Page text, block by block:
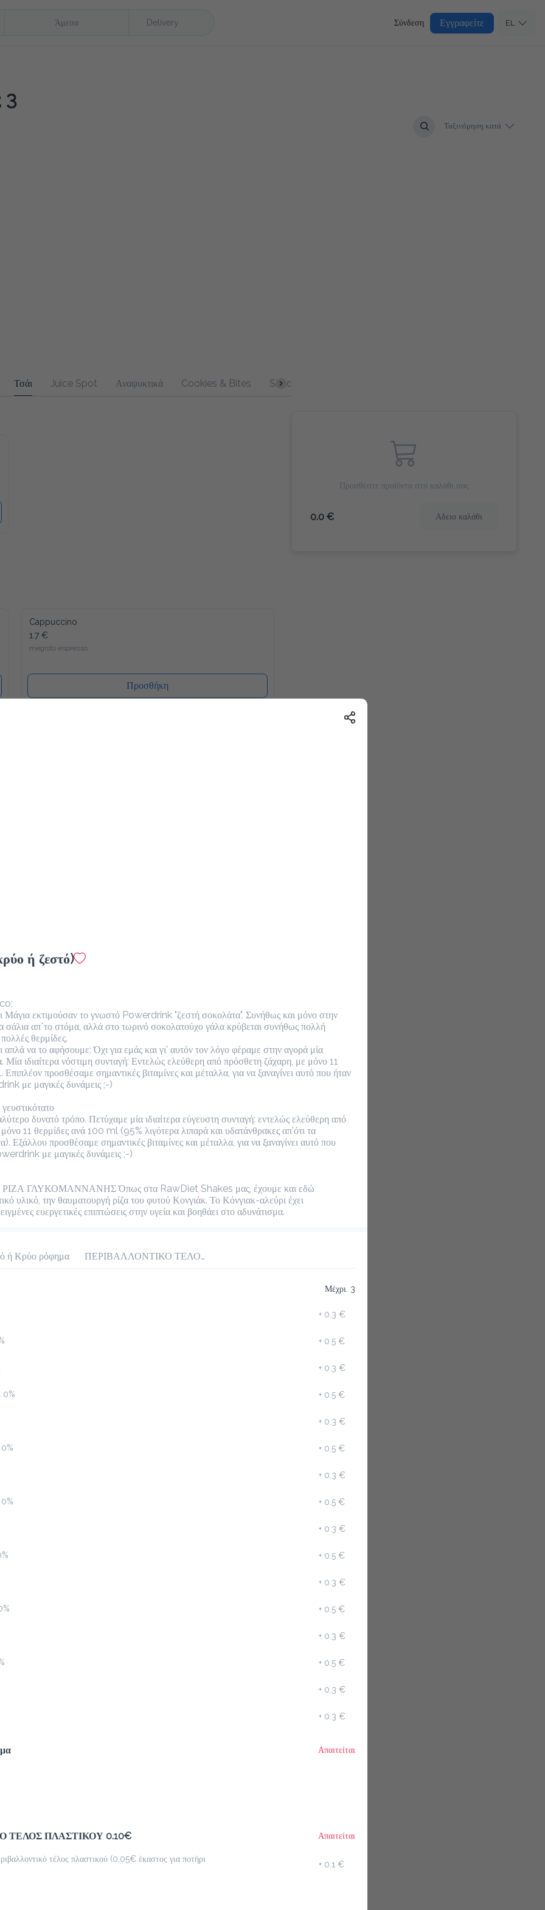
Άμεσα Delivery Σύνδεση Εγγραφείτε EL
3
Ταξινόμηση κατά
Τσάι Juice Spot Αναψυκτικά Cookies & Bites Sandwich
Cappuccino
1.7 €
megisto espresso
Προσθήκη
Espresso Macchiato
1.4 €
Προσθήκη
Φραπέ
1.4 €
megisto instant coffee
Προσθήκη
1.3 €
megreeko
Προσθήκη
Προσθέστε προϊόντα στο καλάθι σας
0.0 € Αδειο καλάθι
ή ζεστό)
Μάγια εκτιμούσαν το γνωστό Powerdrink "ζεστή σοκολάτα". Συνήθως και μόνο στην
σάλια απ΄το στόμα, αλλά στο τωρινό σοκολατούχο γάλα κρύβεται συνήθως πολλή
θερμίδες.
απλά να το αφήσουμε; Όχι για εμάς και γι' αυτόν τον λόγο φέραμε στην αγορά μία
Μία ιδιαίτερα νόστιμη συνταγή: Εντελώς ελεύθερη από πρόσθετη ζάχαρη, με μόνο 11
προσθέσαμε σημαντικές βιταμίνες και μέταλλα, για να ξαναγίνει αυτό που ήταν
με μαγικές δυνάμεις ;-)
δυνατό τρόπο. Πετύχαμε μία ιδιαίτερα εύγευστη συνταγή: εντελώς ελεύθερη από
11 θερμίδες ανά 100 ml (95% λιγότερα λιπαρά και υδατάνθρακες απ'ότι τα
Εξάλλου προσθέσαμε σημαντικές βιταμίνες και μέταλλα, για να ξαναγίνει αυτό που
με μαγικές δυνάμεις ;-)
ΓΛΥΚΟΜΑΝΝΑΝΗΣ Όπως στα RawDiet Shakes μας, έχουμε και εδώ
υλικό, την θαυματουργή ρίζα του φυτού Κονγιάκ. Το Κόνγιακ-αλεύρι έχει
ευεργετικές επιπτώσεις στην υγεία και βοηθάει στο αδυνάτισμα.
ή Κρύο ρόφημα ΠΕΡΙΒΑΛΛΟΝΤΙΚΟ ΤΕΛΟΣ ΠΛΑΣΤΙΚΟΥ 0.10€
Μέχρι. 3
+ 0.3 €
+ 0.5 €
+ 0.3 €
0% + 0.5 €
+ 0.3 €
0% + 0.5 €
+ 0.3 €
0% + 0.5 €
+ 0.3 €
+ 0.5 €
+ 0.3 €
+ 0.5 €
+ 0.3 €
+ 0.5 €
+ 0.3 €
+ 0.3 €
Απαιτείται
ΤΕΛΟΣ ΠΛΑΣΤΙΚΟΥ 0.10€ Απαιτείται
τέλος πλαστικού (0,05€ έκαστος για ποτήρι
+ 0.1 €